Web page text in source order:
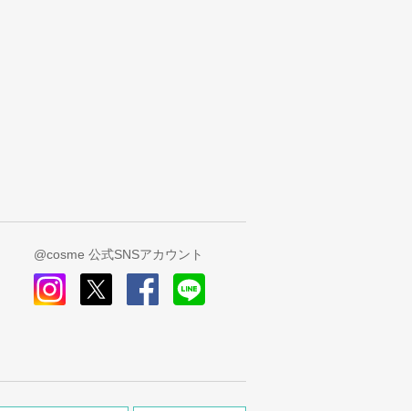
@cosme 公式SNSアカウント